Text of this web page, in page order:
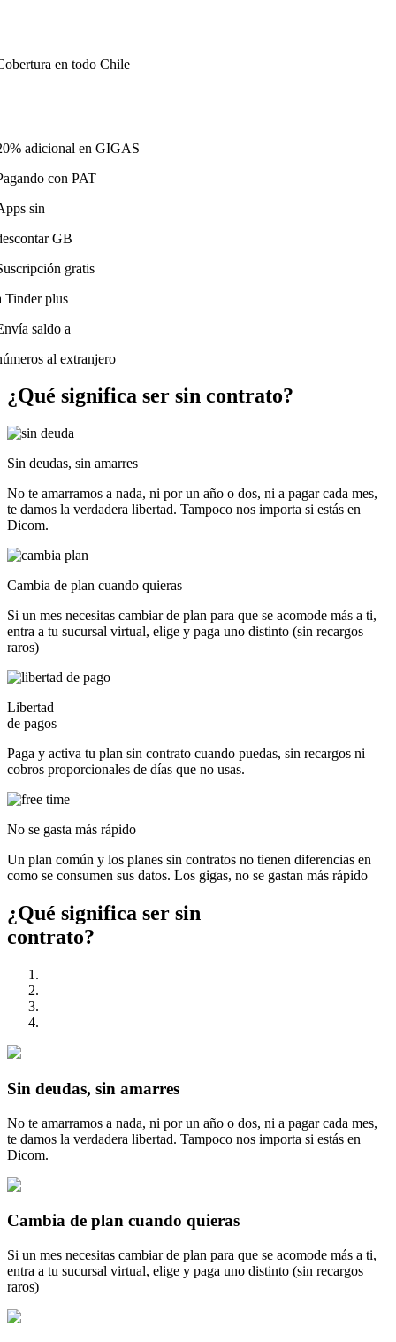
en todo Chile
adicional en GIGAS
con PAT
sin
GB
gratis
Tinder plus
saldo a
al extranjero
¿Qué significa ser sin contrato?
Sin deudas, sin amarres
No te amarramos a nada, ni por un año o dos, ni a pagar cada mes,
te damos la verdadera libertad. Tampoco nos importa si estás en
Dicom.
Cambia de plan cuando quieras
Si un mes necesitas cambiar de plan para que se acomode más a ti,
entra a tu sucursal virtual, elige y paga uno distinto (sin recargos
raros)
Libertad
de pagos
Paga y activa tu plan sin contrato cuando puedas, sin recargos ni
cobros proporcionales de días que no usas.
No se gasta más rápido
Un plan común y los planes sin contratos no tienen diferencias en
como se consumen sus datos. Los gigas, no se gastan más rápido
¿Qué significa ser sin
contrato?
Sin deudas, sin amarres
No te amarramos a nada, ni por un año o dos, ni a pagar cada mes,
te damos la verdadera libertad. Tampoco nos importa si estás en
Dicom.
Cambia de plan cuando quieras
Si un mes necesitas cambiar de plan para que se acomode más a ti,
entra a tu sucursal virtual, elige y paga uno distinto (sin recargos
raros)